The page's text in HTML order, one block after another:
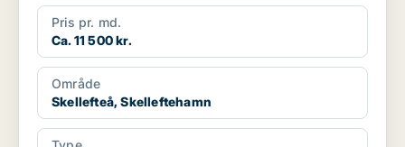
Pris pr. md.
Ca. 11 500 kr.
Område
Skellefteå, Skelleftehamn